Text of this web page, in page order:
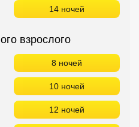
14 ночей
взрослого
8 ночей
10 ночей
12 ночей